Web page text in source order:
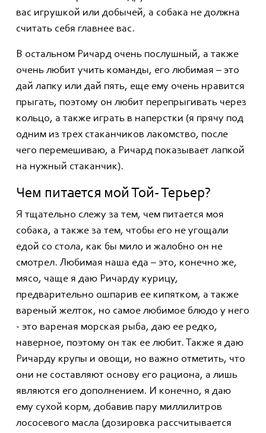
вас игрушкой или добычей, а собака не должна
считать себя главнее вас.
В остальном Ричард очень послушный, а также
очень любит учить команды, его любимая – это
дай лапку или дай пять, еще ему очень нравится
прыгать, поэтому он любит перепрыгивать через
кольцо, а также играть в наперстки (я прячу под
одним из трех стаканчиков лакомство, после
чего перемешиваю, а Ричард показывает лапкой
на нужный стаканчик).
Чем питается мой Той- Терьер?
Я тщательно слежу за тем, чем питается моя
собака, а также за тем, чтобы его не угощали
едой со стола, как бы мило и жалобно он не
смотрел. Любимая наша еда – это, конечно же,
мясо, чаще я даю Ричарду курицу,
предварительно ошпарив ее кипятком, а также
вареный желток, но самое любимое блюдо у него
- это вареная морская рыба, даю ее редко,
наверное, поэтому он так ее любит. Также я даю
Ричарду крупы и овощи, но важно отметить, что
они не составляют основу его рациона, а лишь
являются его дополнением. И конечно, я даю
ему сухой корм, добавив пару миллилитров
лососевого масла (дозировка рассчитывается